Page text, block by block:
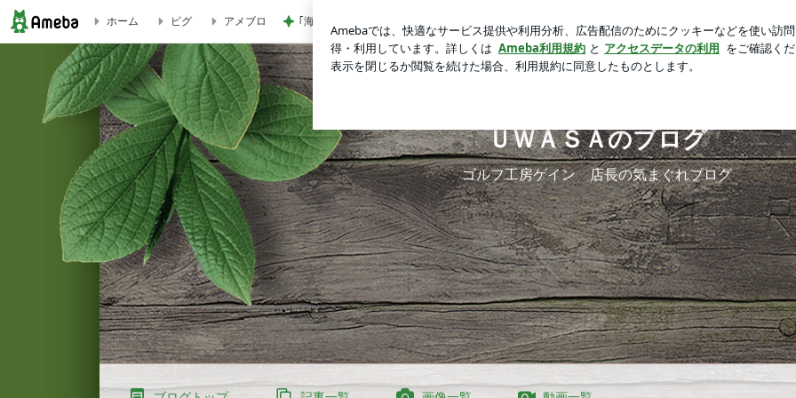
ゴルフ工房ゲイン ロッディオ | ＵＷＡＳＡのブログ
ホーム ピグ アメブロ ｢海のはじまり｣子役の現在に｢美人さん｣ 新規登録
ＵＷＡＳＡのブログ
ゴルフ工房ゲイン 店長の気まぐれブログ